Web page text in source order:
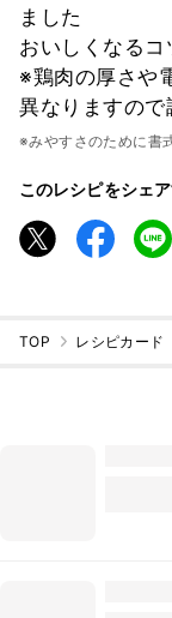
ました
おいしくなるコ
※鶏肉の厚さや
異なりますので
※みやすさのために書
このレシピをシェ
TOP レシピカード